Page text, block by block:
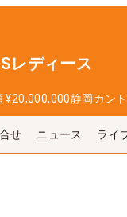
レディース
¥20,000,000静岡カン
せ ニュース ライ